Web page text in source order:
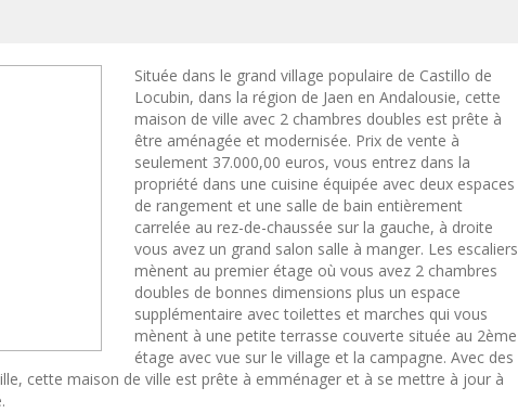
Située dans le grand village populaire de Castillo de
Locubin, dans la région de Jaen en Andalousie, cette
maison de ville avec 2 chambres doubles est prête à
être aménagée et modernisée. Prix de vente à
seulement 37.000,00 euros, vous entrez dans la
propriété dans une cuisine équipée avec deux espaces
de rangement et une salle de bain entièrement
carrelée au rez-de-chaussée sur la gauche, à droite
vous avez un grand salon salle à manger. Les escaliers
mènent au premier étage où vous avez 2 chambres
doubles de bonnes dimensions plus un espace
supplémentaire avec toilettes et marches qui vous
mènent à une petite terrasse couverte située au 2ème
étage avec vue sur le village et la campagne. Avec des
cette maison de ville est prête à emménager et à se mettre à jour à